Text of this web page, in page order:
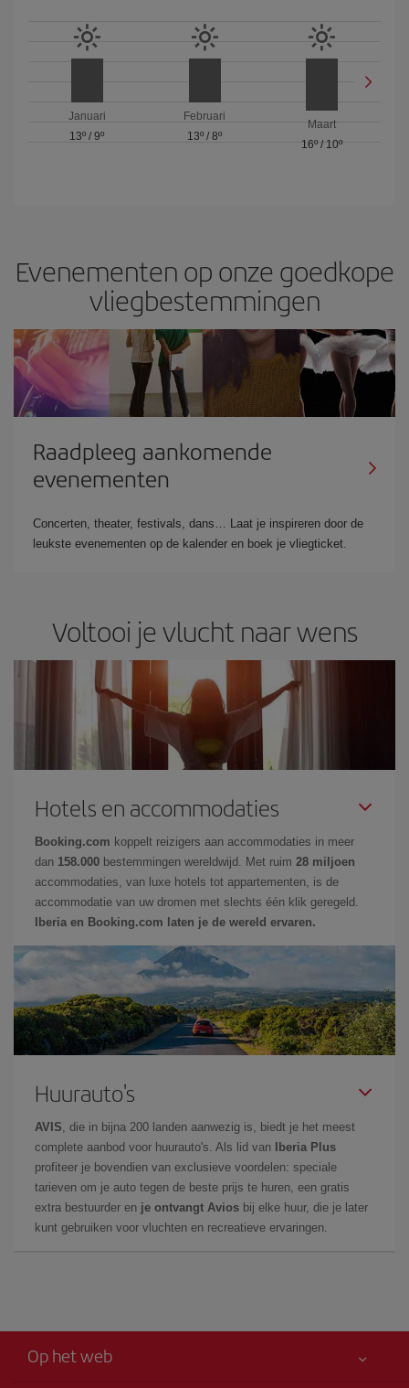
Januari
13º /9º
Februari
13º / 8º
Maart
16º/ 10º
Evenementen op onze goedkope
vliegbestemmingen
Raadpleeg aankomende
evenementen
Concerten, theater, festivals, dans… Laat je inspireren door de
leukste evenementen op de kalender en boek je vliegticket.
Voltooi je vlucht naar wens
Hotels en accommodaties
Booking.com koppelt reizigers aan accommodaties in meer
dan 158.000 bestemmingen wereldwijd. Met ruim 28 miljoen
accommodaties, van luxe hotels tot appartementen, is de
accommodatie van uw dromen met slechts één klik geregeld.
Iberia en Booking.com laten je de wereld ervaren.
Huurauto's
AVIS , die in bijna 200 landen aanwezig is, biedt je het meest
complete aanbod voor huurauto's. Als lid van
Iberia Plus
profiteer je bovendien van exclusieve voordelen: speciale
tarieven om je auto tegen de beste prijs te huren, een gratis
extra bestuurder en je ontvangt Avios bij elke huur, die je later
kunt gebruiken voor vluchten en recreatieve ervaringen.
Op het web